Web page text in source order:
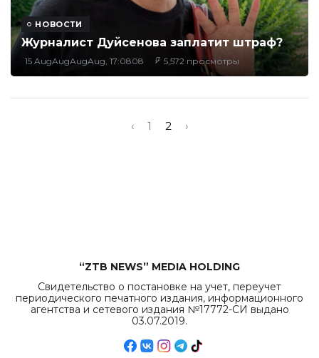
НОВОСТИ
Журналист Дуйсенова заплатит штраф?
15 AugAugAugAug, 17:0808 5,572 просмотры
‹ 1 2 ›
“ZTB NEWS” MEDIA HOLDING
Свидетельство о постановке на учет, переучет
периодического печатного издания, информационного
агентства и сетевого издания №17772-СИ выдано
03.07.2019.